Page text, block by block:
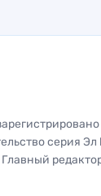
серия
Главный